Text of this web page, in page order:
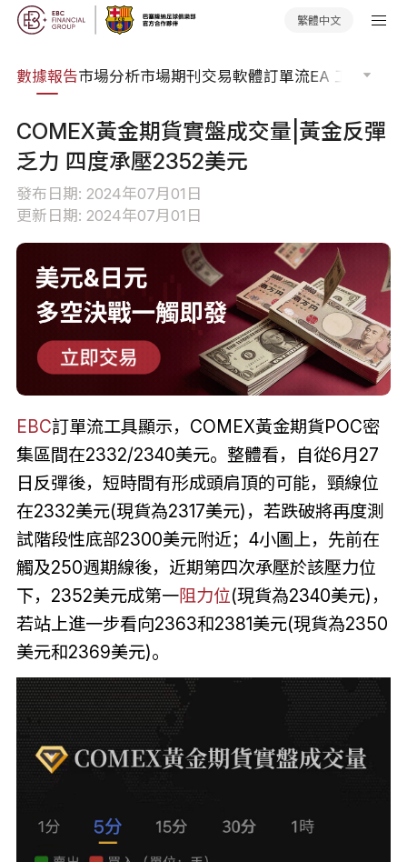
繁體中文
數據報告市場分析市場期刊交易軟體訂單流EA 工具庫
COMEX黃金期貨實盤成交量|黃金反彈
乏力 四度承壓2352美元
發布日期: 2024年07月01日
更新日期: 2024年07月01日
EBC訂單流工具顯示，COMEX黃金期貨POC密
集區間在2332/2340美元。整體看，自從6月27
日反彈後，短時間有形成頭肩頂的可能，頸線位
在2332美元(現貨為2317美元)，若跌破將再度測
試階段性底部2300美元附近；4小圖上，先前在
觸及250週期線後，近期第四次承壓於該壓力位
下，2352美元成第一阻力位(現貨為2340美元)，
若站上進一步看向2363和2381美元(現貨為2350
美元和2369美元)。